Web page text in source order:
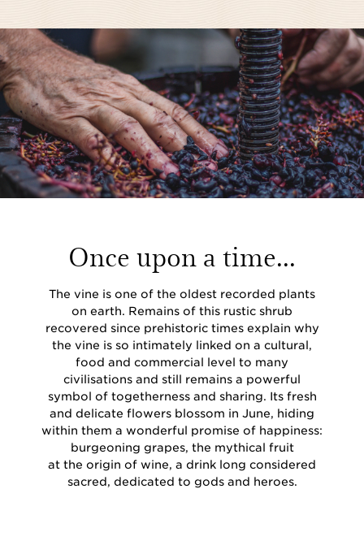
Once upon a time...
The vine is one of the oldest recorded plants
on earth. Remains of this rustic shrub
recovered since prehistoric times explain why
the vine is so intimately linked on a cultural,
food and commercial level to many
civilisations and still remains a powerful
symbol of togetherness and sharing. Its fresh
and delicate flowers blossom in June, hiding
within them a wonderful promise of happiness:
burgeoning grapes, the mythical fruit
at the origin of wine, a drink long considered
sacred, dedicated to gods and heroes.